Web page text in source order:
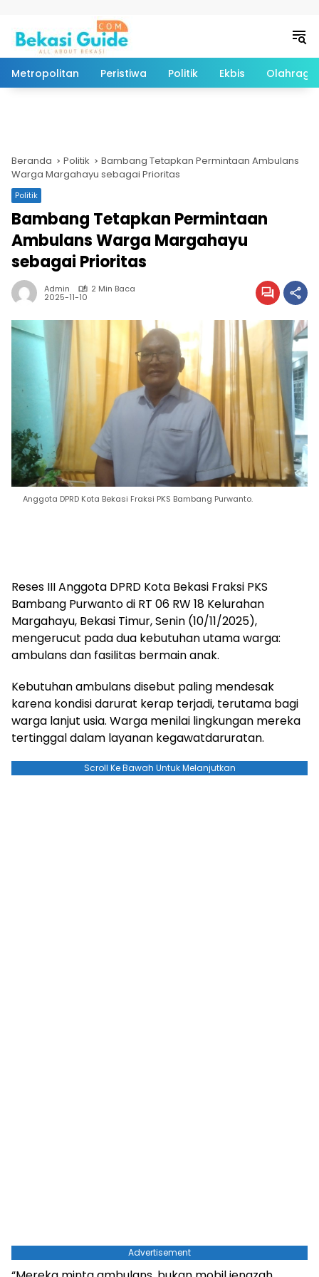
Metropolitan Peristiwa Politik Ekbis Olahraga
Beranda Politik
Bambang Tetapkan Permintaan Ambulans
Warga Margahayu sebagai Prioritas
Politik
Bambang Tetapkan Permintaan
Ambulans Warga Margahayu
sebagai Prioritas
Admin 2 Min Baca
2025-11-10
Anggota DPRD Kota Bekasi Fraksi PKS Bambang Purwanto.
Reses III Anggota DPRD Kota Bekasi Fraksi PKS
Bambang Purwanto di RT 06 RW 18 Kelurahan
Margahayu, Bekasi Timur, Senin (10/11/2025),
mengerucut pada dua kebutuhan utama warga:
ambulans dan fasilitas bermain anak.
Kebutuhan ambulans disebut paling mendesak
karena kondisi darurat kerap terjadi, terutama bagi
warga lanjut usia. Warga menilai lingkungan mereka
tertinggal dalam layanan kegawatdaruratan.
Scroll Ke Bawah Untuk Melanjutkan
Advertisement